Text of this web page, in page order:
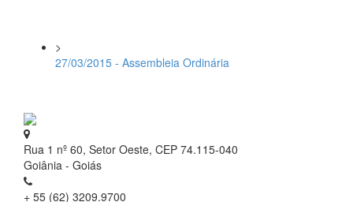
>
27/03/2015 - Assembleia Ordinária
Rua 1 nº 60, Setor Oeste, CEP 74.115-040
Goiânia - Goiás
+ 55 (62) 3209.9700